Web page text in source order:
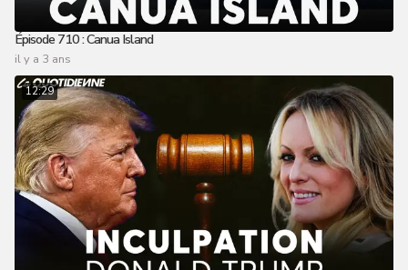
Épisode 710 : Canua Island
il y a 3 ans
12:29